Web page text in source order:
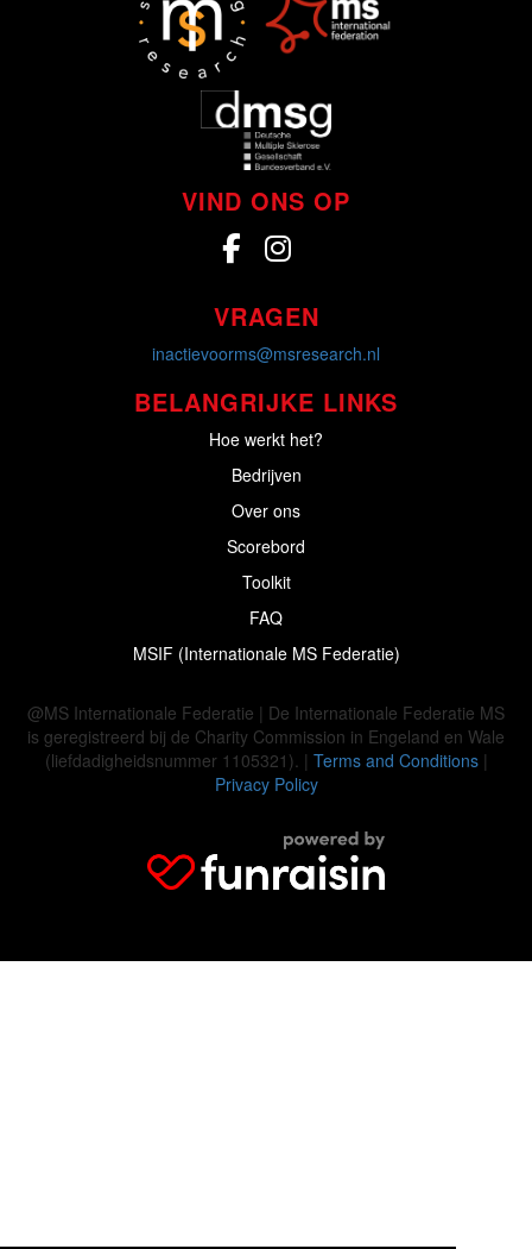
VIND ONS OP
VRAGEN
inactievoorms@msresearch.nl
BELANGRIJKE LINKS
Hoe werkt het?
Bedrijven
Over ons
Scorebord
Toolkit
FAQ
MSIF (Internationale MS Federatie)
@MS Internationale Federatie | De Internationale Federatie MS
is geregistreerd bij de Charity Commission in Engeland en Wale
(liefdadigheidsnummer 1105321). | Terms and Conditions|
Privacy Policy